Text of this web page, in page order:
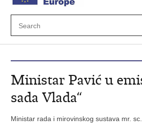
Ministar Pavić u
sada Vlada“
Ministar rada i mirovinskog sustava mr.